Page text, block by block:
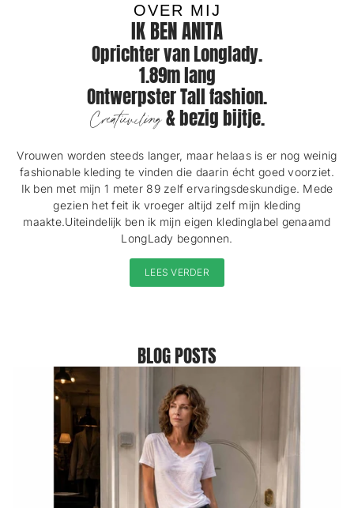
OVER MIJ
IK BEN ANITA
Oprichter van Longlady.
1.89m lang
Ontwerpster Tall fashion.
Creatieveling& bezig bijtje.
Vrouwen worden steeds langer, maar helaas is er nog weinig
fashionable kleding te vinden die daarin écht goed voorziet.
Ik ben met mijn 1 meter 89 zelf ervaringsdeskundige. Mede
gezien het feit ik vroeger altijd zelf mijn kleding
maakte.Uiteindelijk ben ik mijn eigen kledinglabel genaamd
LongLady begonnen.
LEES VERDER
BLOG POSTS